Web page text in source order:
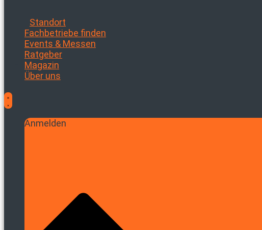
Standort
Fachbetriebe finden
Events & Messen
Ratgeber
Magazin
Über uns
Anmelden